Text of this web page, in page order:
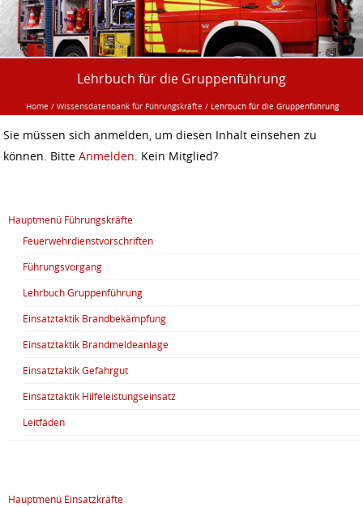
Lehrbuch für die Gruppenführung
Home / Wissensdatenbank für Führungskräfte / Lehrbuch für die Gruppenführung
Sie müssen sich anmelden, um diesen Inhalt einsehen zu
können. Bitte Anmelden. Kein Mitglied?
Hauptmenü Führungskräfte
Feuerwehrdienstvorschriften
Führungsvorgang
Lehrbuch Gruppenführung
Einsatztaktik Brandbekämpfung
Einsatztaktik Brandmeldeanlage
Einsatztaktik Gefahrgut
Einsatztaktik Hilfeleistungseinsatz
Leitfäden
Hauptmenü Einsatzkräfte